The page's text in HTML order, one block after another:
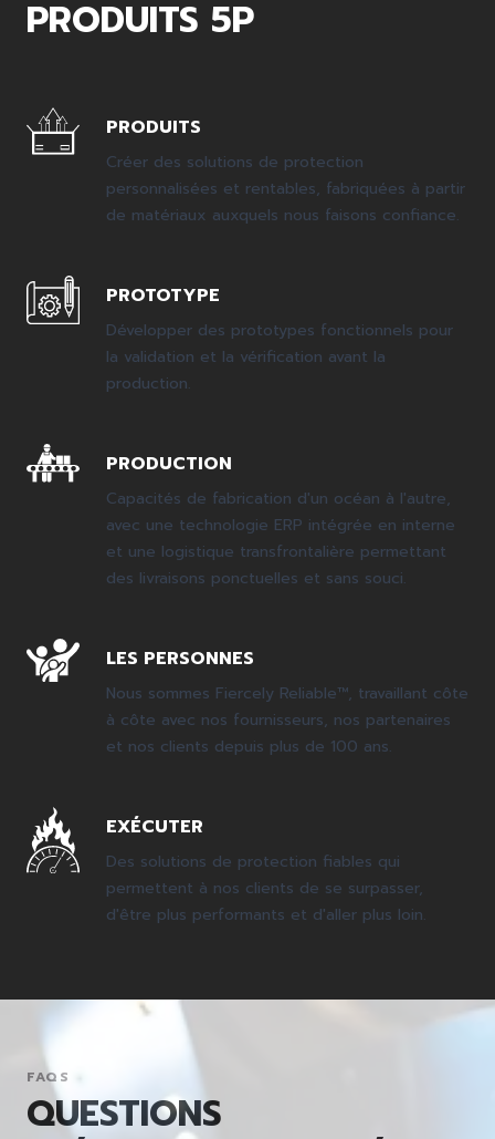
PRODUITS 5P
PRODUITS
Créer des solutions de protection
personnalisées et rentables, fabriquées à partir
de matériaux auxquels nous faisons confiance.
PROTOTYPE
Développer des prototypes fonctionnels pour
la validation et la vérification avant la
production.
PRODUCTION
Capacités de fabrication d'un océan à l'autre,
avec une technologie ERP intégrée en interne
et une logistique transfrontalière permettant
des livraisons ponctuelles et sans souci.
LES PERSONNES
Nous sommes Fiercely Reliable™, travaillant côte
à côte avec nos fournisseurs, nos partenaires
et nos clients depuis plus de 100 ans.
EXÉCUTER
Des solutions de protection fiables qui
permettent à nos clients de se surpasser,
d'être plus performants et d'aller plus loin.
FAQS
QUESTIONS